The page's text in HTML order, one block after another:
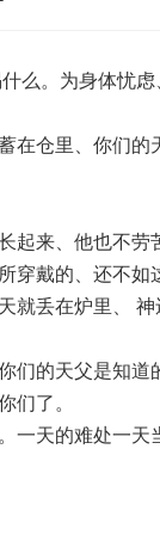
么。为身体忧
在仓里、你们
起来、他也不劳
穿戴的、还不如
丢在炉里、 神
们的天父是知道
们了。
一天的难处一天